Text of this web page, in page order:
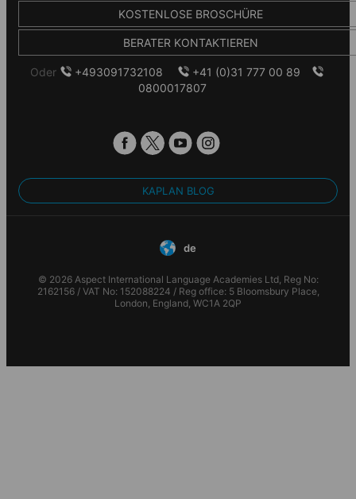
KOSTENLOSE BROSCHÜRE
BERATER KONTAKTIEREN
Oder +493091732108
+41 (0)31 777 00 89
0800017807
KAPLAN BLOG
de
© 2026 Aspect International Language Academies Ltd, Reg No:
2162156 / VAT No: 152088224 / Reg office: 5 Bloomsbury Place,
London, England, WC1A 2QP